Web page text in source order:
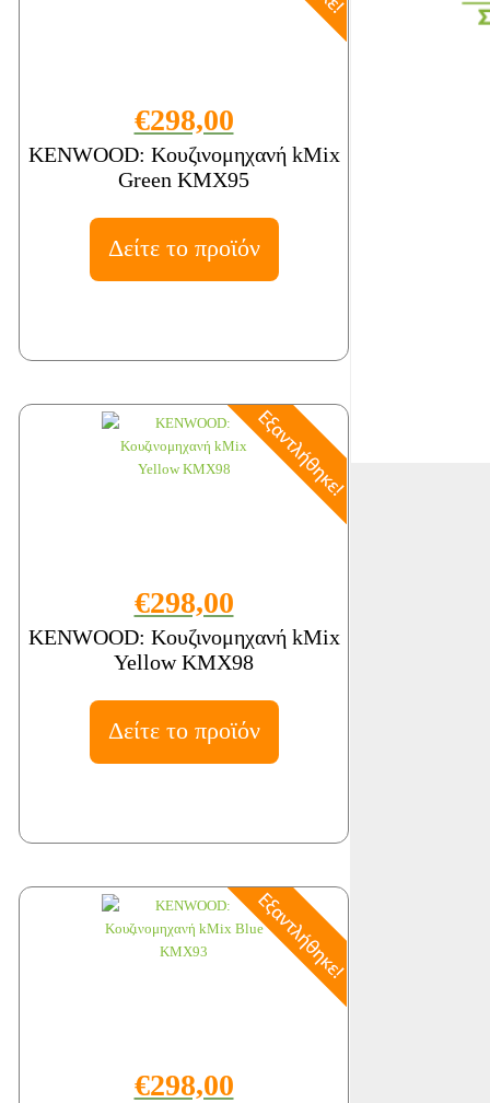
€298,00
KENWOOD: Κουζινομηχανή kMix
Green KMX95
Δείτε το προϊόν
€298,00
KENWOOD: Κουζινομηχανή kMix
Yellow KMX98
Δείτε το προϊόν
€298,00